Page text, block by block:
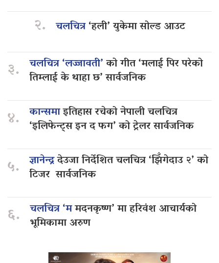
२. चलचित्र‘हली’ युकेमा सोल्ड आउट
३. चलचित्र ‘लज्जावती’को गीत ‘मलाई पिर परेको
तिम्लाई के थाहा छ’ सार्वजनिक
४. कान्समाइतिहास रचेको नेपाली चलचित्र
‘इलिफेन्ट्स इन द फग’ को ट्रेलर सार्वजनिक
५. ज्ञानेन्द्रदेउजा निर्देशित चलचित्र ‘झिँगेदाउ २’ को
टिजर सार्वजनिक
६. चलचित्र ‘ममदनकृष्ण’ मा हरिवंश आचार्यको
भूमिकामा अरुण